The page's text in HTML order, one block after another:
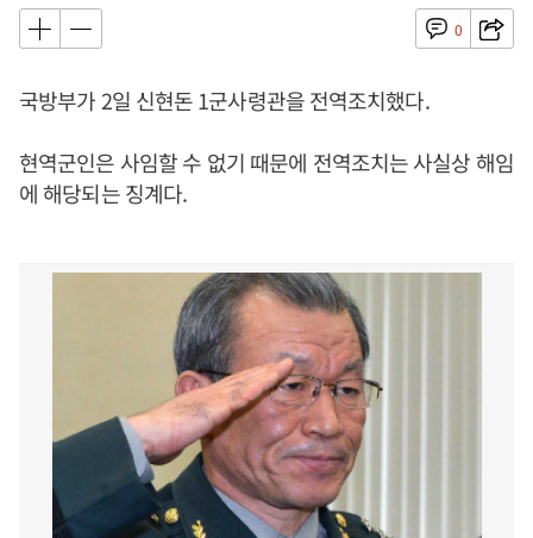
0
국방부가 2일 신현돈 1군사령관을 전역조치했다.
현역군인은 사임할 수 없기 때문에 전역조치는 사실상 해임
에 해당되는 징계다.